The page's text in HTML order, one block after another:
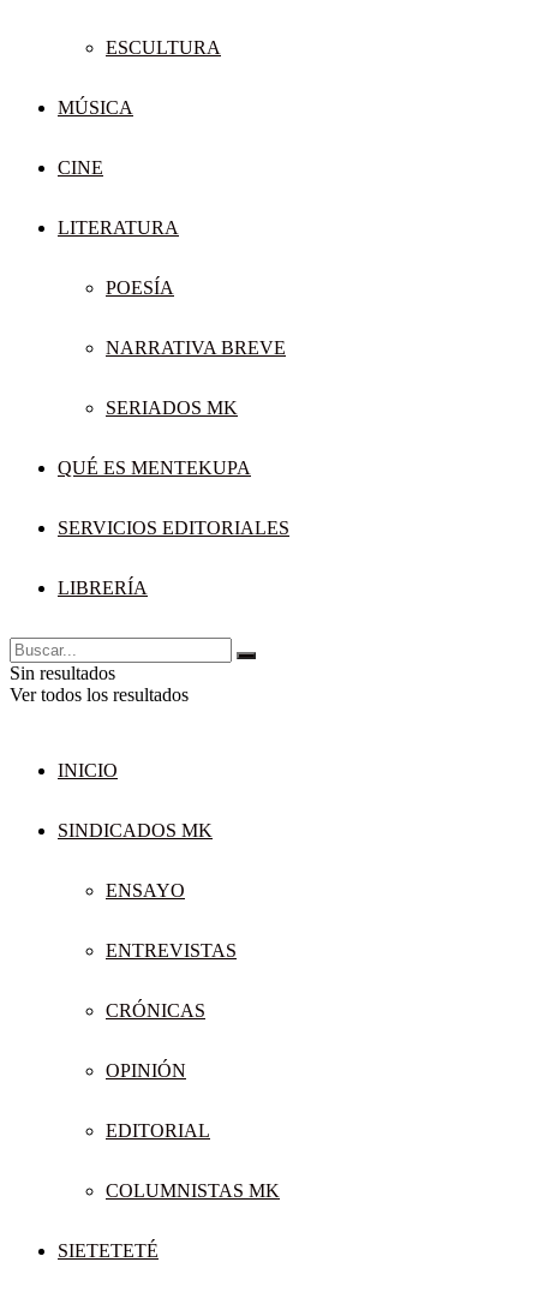
ESCULTURA
MÚSICA
CINE
LITERATURA
POESÍA
NARRATIVA BREVE
SERIADOS MK
QUÉ ES MENTEKUPA
SERVICIOS EDITORIALES
LIBRERÍA
Sin resultados
Ver todos los resultados
INICIO
SINDICADOS MK
ENSAYO
ENTREVISTAS
CRÓNICAS
OPINIÓN
EDITORIAL
COLUMNISTAS MK
SIETETETÉ